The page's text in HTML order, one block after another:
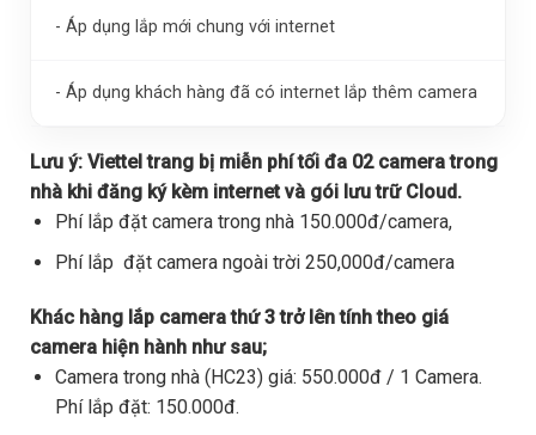
- Áp dụng lắp mới chung với internet
- Áp dụng khách hàng đã có internet lắp thêm camera
Lưu ý: Viettel trang bị miễn phí tối đa 02 camera trong
nhà khi đăng ký kèm internet và gói lưu trữ Cloud.
Phí lắp đặt camera trong nhà 150.000đ/camera,
Phí lắp đặt camera ngoài trời 250,000đ/camera
Khác hàng lắp camera thứ 3 trở lên tính theo giá
camera hiện hành như sau;
Camera trong nhà (HC23) giá: 550.000đ / 1 Camera.
Phí lắp đặt: 150.000đ.